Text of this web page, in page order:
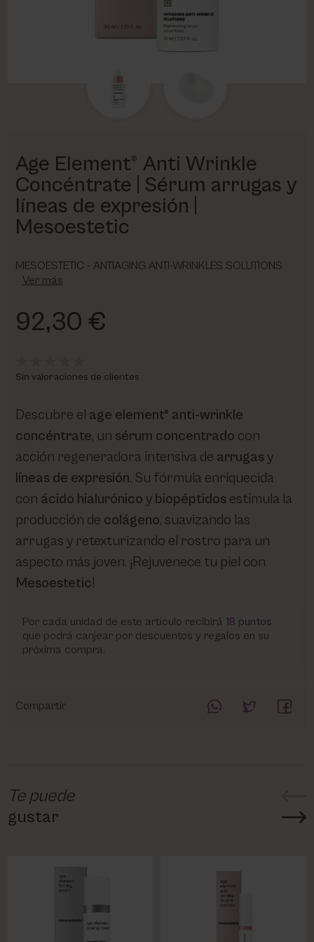
Age Element® Anti Wrinkle
Concéntrate | Sérum arrugas y
líneas de expresión |
Mesoestetic
MESOESTETIC - ANTIAGING ANTI-WRINKLES SOLUTIONS
Ver más
92,30 €
Sin valoraciones de clientes
Descubre el age element® anti-wrinkle
concéntrate, un sérum concentrado con
acción regeneradora intensiva de arrugasy
líneas de expresión. Su fórmula enriquecida
con ácido hialurónico y biopéptidosestimula la
producción de colágeno, suavizando las
arrugas y retexturizando el rostro para un
aspecto más joven. ¡Rejuvenece tu piel con
Mesoestetic!
Por cada unidad de este articulo recibirá 18 puntos
que podrá canjear por descuentos y regalos en su
próxima compra.
Compartir
Te puede
gustar